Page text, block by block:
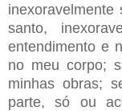
santo,
entendimento e
no meu corpo;
minhas obras;
parte, só ou